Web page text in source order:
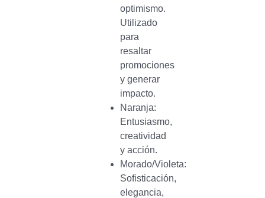
optimismo.
Utilizado
para
resaltar
promociones
y generar
impacto.
Naranja:
Entusiasmo,
creatividad
y acción.
Morado/Violeta:
Sofisticación,
elegancia,